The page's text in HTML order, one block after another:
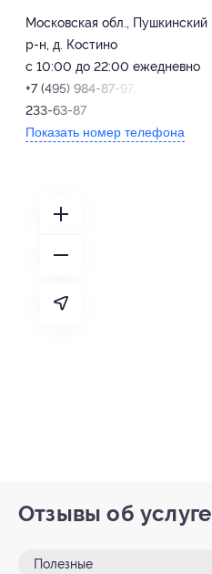
Московская обл., Пушкинский
р-н, д. Костино
с 10:00 до 22:00 ежедневно
+7 (495) 984-87-97, +7 (985)
233-63-87
Показать номер телефона
Отзывы об услуге
Полезные